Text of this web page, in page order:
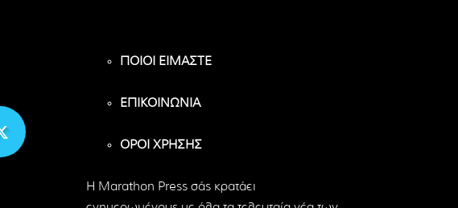
ΠΟΙΟΙ ΕΙΜΑΣΤΕ
ΕΠΙΚΟΙΝΩΝΙΑ
ΟΡΟΙ ΧΡΗΣΗΣ
H Marathon Press σάς κρατάει